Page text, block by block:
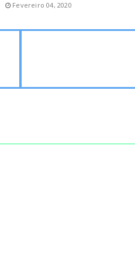
Fevereiro 04, 2020